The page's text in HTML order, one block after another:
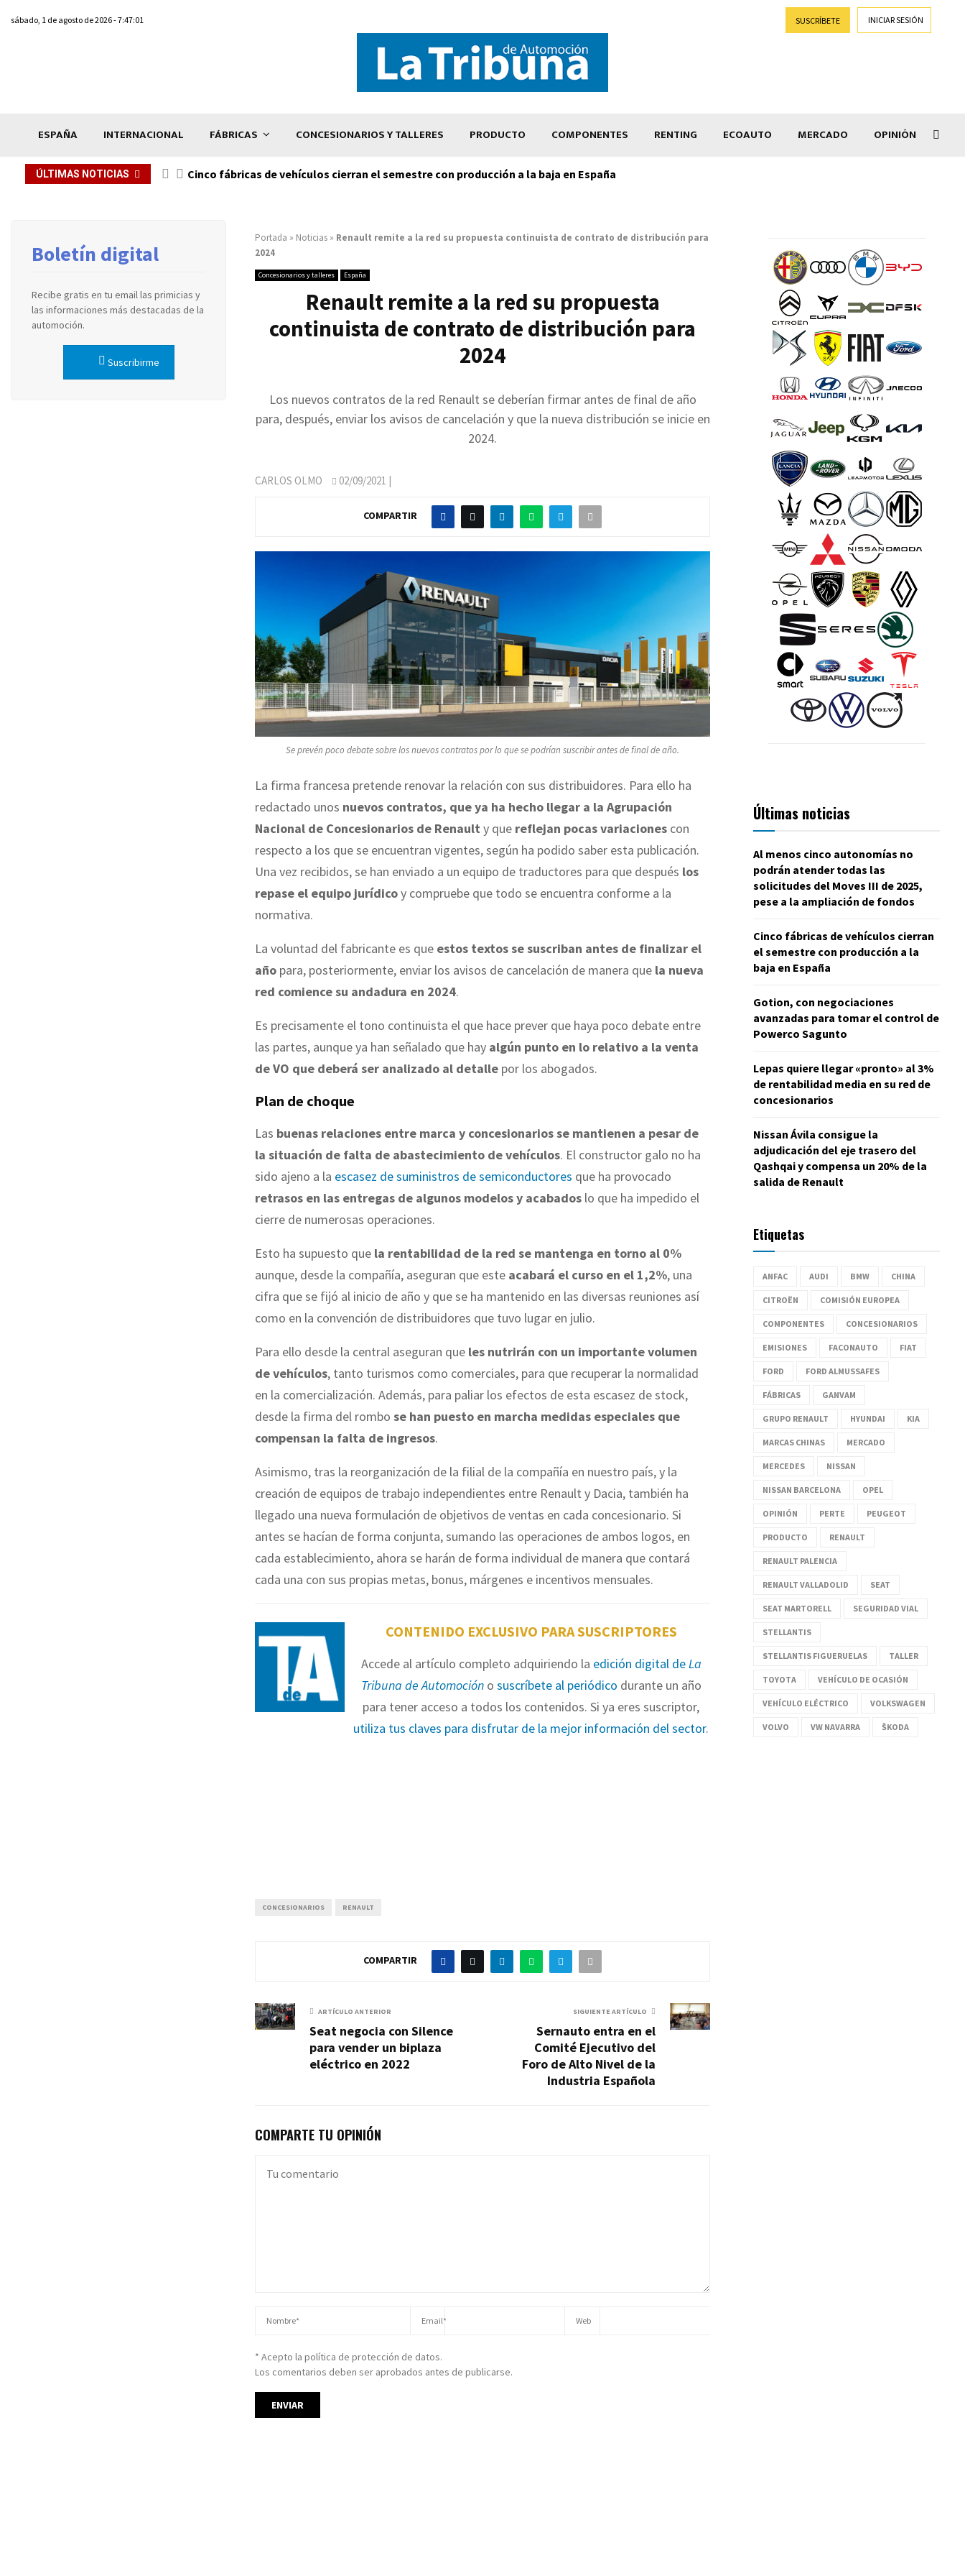
sábado, 1 de agosto de 2026 - 7:47:01 SUSCRÍBETE INICIAR SESIÓN
ESPAÑA INTERNACIONAL FÁBRICAS CONCESIONARIOS Y TALLERES PRODUCTO COMPONENTES RENTING ECOAUTO MERCADO OPINIÓN
ÚLTIMAS NOTICIAS Cinco fábricas de vehículos cierran el semestre con producción a la baja en España
Portada » Noticias » Renault remite a la red su propuesta continuista de contrato de distribución para
2024
Concesionarios y talleres España
Renault remite a la red su propuesta
continuista de contrato de distribución para
2024
Los nuevos contratos de la red Renault se deberían firmar antes de final de año
para, después, enviar los avisos de cancelación y que la nueva distribución se inicie en
2024.
CARLOS OLMO 02/09/2021 |
COMPARTIR
Se prevén poco debate sobre los nuevos contratos por lo que se podrían suscribir antes de final de año.
La firma francesa pretende renovar la relación con sus distribuidores. Para ello ha
redactado unos nuevos contratos, que ya ha hecho llegar a la Agrupación
Nacional de Concesionarios de Renault y que reflejan pocas variaciones con
respecto a los que se encuentran vigentes, según ha podido saber esta publicación.
Una vez recibidos, se han enviado a un equipo de traductores para que después los
repase el equipo jurídicoy compruebe que todo se encuentra conforme a la
normativa.
La voluntad del fabricante es que estos textos se suscriban antes de finalizar el
año para, posteriormente, enviar los avisos de cancelación de manera que la nueva
red comience su andadura en 2024.
Es precisamente el tono continuista el que hace prever que haya poco debate entre
las partes, aunque ya han señalado que hay algún punto en lo relativo a la venta
de VO que deberá ser analizado al detalle por los abogados.
Plan de choque
Las buenas relaciones entre marca y concesionarios se mantienen a pesar de
la situación de falta de abastecimiento de vehículos. El constructor galo no ha
sido ajeno a la escasez de suministros de semiconductores que ha provocado
retrasos en las entregas de algunos modelos y acabados lo que ha impedido el
cierre de numerosas operaciones.
Esto ha supuesto que la rentabilidad de la red se mantenga en torno al 0%
aunque, desde la compañía, aseguran que este acabará el curso en el 1,2%, una
cifra que se fijó al inicio de año y que se ha mantenido en las diversas reuniones así
como en la convención de distribuidores que tuvo lugar en julio.
Para ello desde la central aseguran que les nutrirán con un importante volumen
de vehículos, tanto turismos como comerciales, para que recuperar la normalidad
en la comercialización. Además, para paliar los efectos de esta escasez de stock,
desde la firma del rombo se han puesto en marcha medidas especiales que
compensan la falta de ingresos.
Asimismo, tras la reorganización de la filial de la compañía en nuestro país, y la
creación de equipos de trabajo independientes entre Renault y Dacia, también ha
llegado una nueva formulación de objetivos de ventas en cada concesionario. Si
antes se hacían de forma conjunta, sumando las operaciones de ambos logos, en
cada establecimiento, ahora se harán de forma individual de manera que contará
cada una con sus propias metas, bonus, márgenes e incentivos mensuales.
CONTENIDO EXCLUSIVO PARA SUSCRIPTORES
Accede al artículo completo adquiriendo la edición digital deLa
Tribuna de Automocióno suscríbete al periódico durante un año
para tener acceso a todos los contenidos. Si ya eres suscriptor,
utiliza tus claves para disfrutar de la mejor información del sector.
CONCESIONARIOS RENAULT
COMPARTIR
ARTÍCULO ANTERIOR
Seat negocia con Silence
para vender un biplaza
eléctrico en 2022
SIGUIENTE ARTÍCULO
Sernauto entra en el
Comité Ejecutivo del
Foro de Alto Nivel de la
Industria Española
COMPARTE TU OPINIÓN
* Acepto la política de protección de datos.
Los comentarios deben ser aprobados antes de publicarse.
Boletín digital
Recibe gratis en tu email las primicias y
las informaciones más destacadas de la
automoción.
Suscribirme
Últimas noticias
Al menos cinco autonomías no
podrán atender todas las
solicitudes del Moves III de 2025,
pese a la ampliación de fondos
Cinco fábricas de vehículos cierran
el semestre con producción a la
baja en España
Gotion, con negociaciones
avanzadas para tomar el control de
Powerco Sagunto
Lepas quiere llegar «pronto» al 3%
de rentabilidad media en su red de
concesionarios
Nissan Ávila consigue la
adjudicación del eje trasero del
Qashqai y compensa un 20% de la
salida de Renault
Etiquetas
ANFAC AUDI BMW CHINA
CITROËN COMISIÓN EUROPEA
COMPONENTES CONCESIONARIOS
EMISIONES FACONAUTO FIAT
FORD FORD ALMUSSAFES
FÁBRICAS GANVAM
GRUPO RENAULT HYUNDAI KIA
MARCAS CHINAS MERCADO
MERCEDES NISSAN
NISSAN BARCELONA OPEL
OPINIÓN PERTE PEUGEOT
PRODUCTO RENAULT
RENAULT PALENCIA
RENAULT VALLADOLID SEAT
SEAT MARTORELL SEGURIDAD VIAL
STELLANTIS
STELLANTIS FIGUERUELAS TALLER
TOYOTA VEHÍCULO DE OCASIÓN
VEHÍCULO ELÉCTRICO VOLKSWAGEN
VOLVO VW NAVARRA ŠKODA